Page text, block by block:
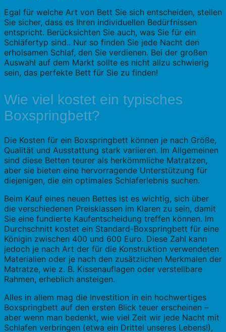
Egal für welche Art von Bett Sie sich entscheiden, stellen
Sie sicher, dass es Ihren individuellen Bedürfnissen
entspricht. Berücksichten Sie auch, was Sie für ein
Schläfertyp sind.. Nur so finden Sie jede Nacht den
erholsamen Schlaf, den Sie verdienen. Bei der großen
Auswahl auf dem Markt sollte es nicht allzu schwierig
sein, das perfekte Bett für Sie zu finden!
Wie viel kostet ein typisches
Boxspringbett?
Die Kosten für ein Boxspringbett können je nach Größe,
Qualität und Ausstattung stark variieren. Im Allgemeinen
sind diese Betten teurer als herkömmliche Matratzen,
aber sie bieten eine hervorragende Unterstützung für
diejenigen, die ein optimales Schlaferlebnis suchen.
Beim Kauf eines neuen Bettes ist es wichtig, sich über
die verschiedenen Preisklassen im Klaren zu sein, damit
Sie eine fundierte Kaufentscheidung treffen können. Im
Durchschnitt kostet ein Standard-Boxspringbett für eine
Königin zwischen 400 und 600 Euro. Diese Zahl kann
jedoch je nach Art der für die Konstruktion verwendeten
Materialien oder je nach den zusätzlichen Merkmalen der
Matratze, wie z. B. Kissenauflagen oder verstellbare
Rahmen, erheblich ansteigen.
Alles in allem mag die Investition in ein hochwertiges
Boxspringbett auf den ersten Blick teuer erscheinen –
aber wenn man bedenkt, wie viel Zeit wir jede Nacht mit
Schlafen verbringen (etwa ein Drittel unseres Lebens!),